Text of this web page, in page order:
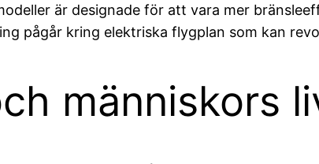
är designade för att vara mer
pågår kring elektriska flygplan som kan
människors